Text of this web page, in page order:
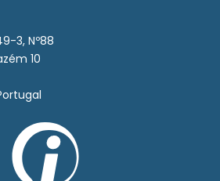
3, Nº88
10